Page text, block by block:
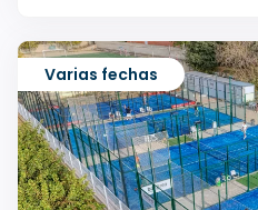
Varias fechas